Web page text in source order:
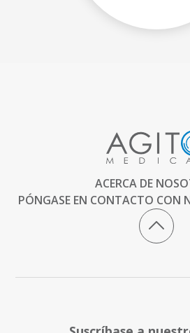
ACERCA DE
PÓNGASE EN CONTACTO CON